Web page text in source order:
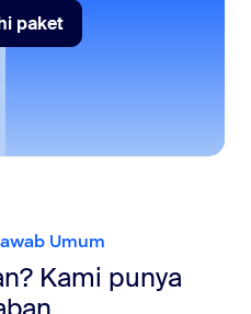
paket
paket
Umum
Kami punya